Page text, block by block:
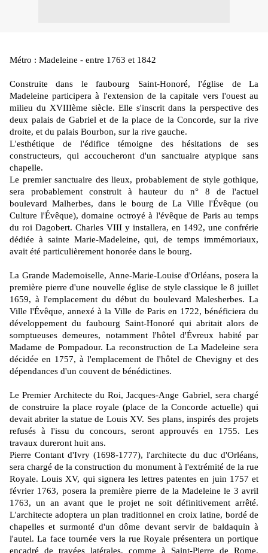
Métro : Madeleine - entre 1763 et 1842
Construite dans le faubourg Saint-Honoré, l'église de La
Madeleine participera à l'extension de la capitale vers l'ouest au
milieu du XVIIIème siècle. Elle s'inscrit dans la perspective des
deux palais de Gabriel et de la place de la Concorde, sur la rive
droite, et du palais Bourbon, sur la rive gauche.
L'esthétique de l'édifice témoigne des hésitations de ses
constructeurs, qui accoucheront d'un sanctuaire atypique sans
chapelle.
Le premier sanctuaire des lieux, probablement de style gothique,
sera probablement construit à hauteur du n° 8 de l'actuel
boulevard Malherbes, dans le bourg de La Ville l'Évêque (ou
Culture l'Évêque), domaine octroyé à l'évêque de Paris au temps
du roi Dagobert. Charles VIII y installera, en 1492, une confrérie
dédiée à sainte Marie-Madeleine, qui, de temps immémoriaux,
avait été particulièrement honorée dans le bourg.
La Grande Mademoiselle, Anne-Marie-Louise d'Orléans, posera la
première pierre d'une nouvelle église de style classique le 8 juillet
1659, à l'emplacement du début du boulevard Malesherbes. La
Ville l'Évêque, annexé à la Ville de Paris en 1722, bénéficiera du
développement du faubourg Saint-Honoré qui abritait alors de
somptueuses demeures, notamment l'hôtel d'Évreux habité par
Madame de Pompadour. La reconstruction de La Madeleine sera
décidée en 1757, à l'emplacement de l'hôtel de Chevigny et des
dépendances d'un couvent de bénédictines.
Le Premier Architecte du Roi, Jacques-Ange Gabriel, sera chargé
de construire la place royale (place de la Concorde actuelle) qui
devait abriter la statue de Louis XV. Ses plans, inspirés des projets
refusés à l'issu du concours, seront approuvés en 1755. Les
travaux dureront huit ans.
Pierre Contant d'Ivry (1698-1777), l'architecte du duc d'Orléans,
sera chargé de la construction du monument à l'extrémité de la rue
Royale. Louis XV, qui signera les lettres patentes en juin 1757 et
février 1763, posera la première pierre de la Madeleine le 3 avril
1763, un an avant que le projet ne soit définitivement arrêté.
L'architecte adoptera un plan traditionnel en croix latine, bordé de
chapelles et surmonté d'un dôme devant servir de baldaquin à
l'autel. La face tournée vers la rue Royale présentera un portique
encadré de travées latérales, comme à Saint-Pierre de Rome.